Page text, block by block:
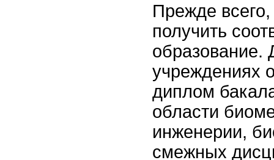
Прежде
получить
образование.
учреждениях
диплом
области
инженерии,
смежных